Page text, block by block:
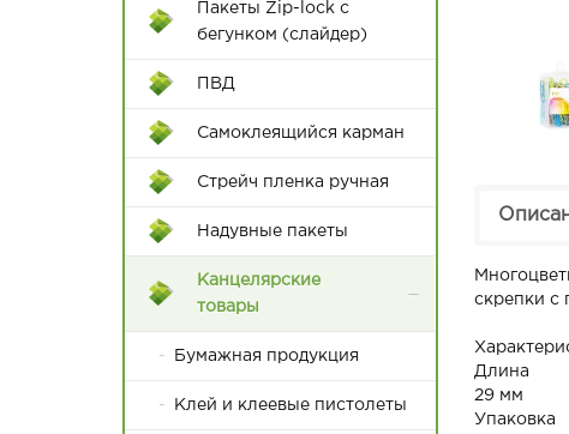
Пакеты с крученой ручкой
Пакеты с плоской с ручкой
Пакеты Zip-lock с
бегунком (слайдер)
ПВД
Самоклеящийся карман
Стрейч пленка ручная
Надувные пакеты
Канцелярские
товары
Бумажная продукция
Клей и клеевые пистолеты
скрепки с
Длина
29 мм
Упаковка